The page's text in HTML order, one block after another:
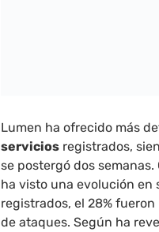
Lumen ha ofrecido más
servicios registrados,
se postergó dos
ha visto una evolución en
registrados, el 28%
de ataques. Según ha